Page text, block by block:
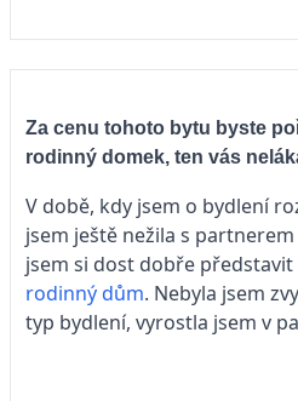
Za cenu tohoto bytu byste
rodinný domek, ten vás
V době, kdy jsem o bydlení
jsem ještě nežila s
jsem si dost dobře představit
rodinný dům. Nebyla jsem
typ bydlení, vyrostla jsem v